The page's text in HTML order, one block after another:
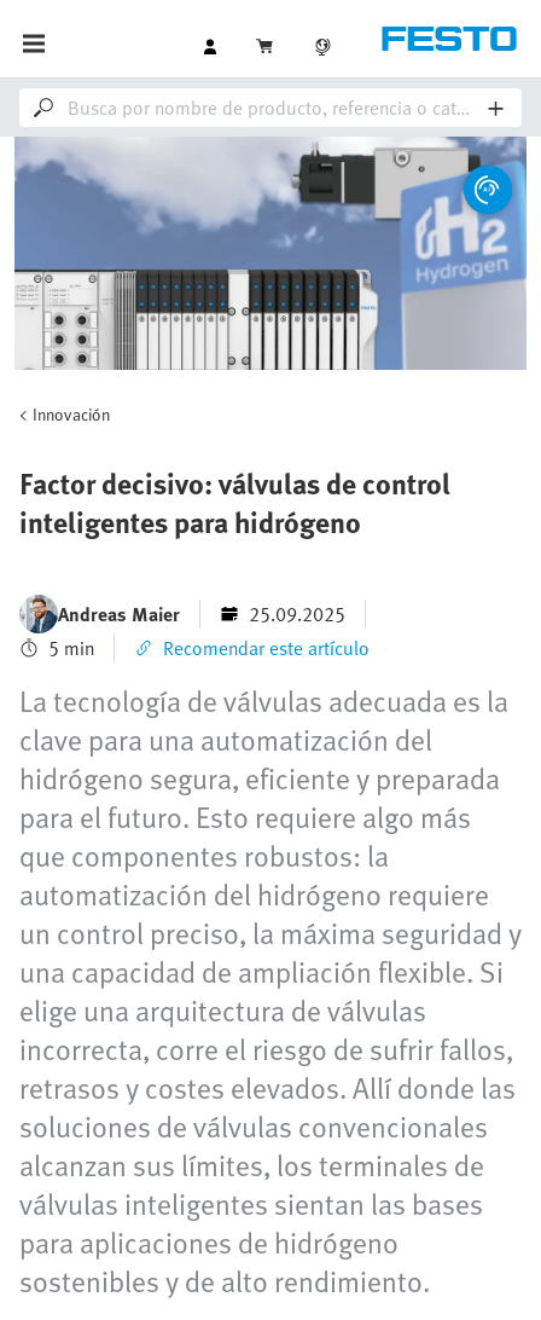
Innovación
Factor decisivo: válvulas de control
inteligentes para hidrógeno
Andreas Maier
25.09.2025
5 min
Recomendar este artículo
La tecnología de válvulas adecuada es la
clave para una automatización del
hidrógeno segura, eficiente y preparada
para el futuro. Esto requiere algo más
que componentes robustos: la
automatización del hidrógeno requiere
un control preciso, la máxima seguridad y
una capacidad de ampliación flexible. Si
elige una arquitectura de válvulas
incorrecta, corre el riesgo de sufrir fallos,
retrasos y costes elevados. Allí donde las
soluciones de válvulas convencionales
alcanzan sus límites, los terminales de
válvulas inteligentes sientan las bases
para aplicaciones de hidrógeno
sostenibles y de alto rendimiento.